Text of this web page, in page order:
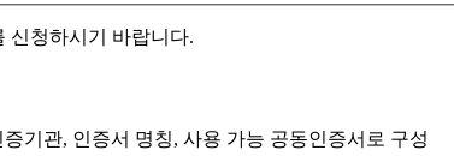
신청하시기 바랍니다.
기관, 인증서 명칭, 사용 가능 공동인증서로 구성